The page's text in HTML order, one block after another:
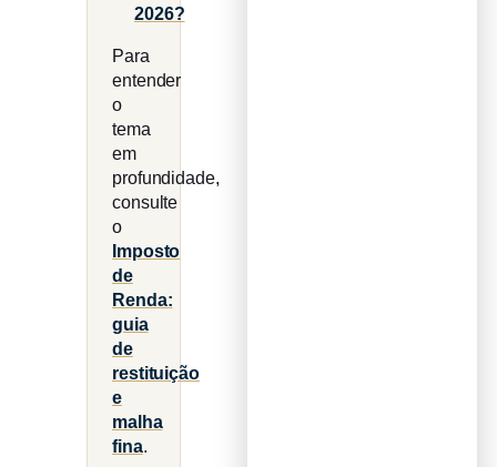
2026?
Para
entender
o
tema
em
profundidade,
consulte
o
Imposto
de
Renda:
guia
de
restituição
e
malha
fina.